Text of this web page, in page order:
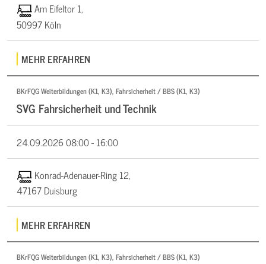
Am Eifeltor 1,
50997 Köln
MEHR ERFAHREN
BKrFQG Weiterbildungen (K1, K3), Fahrsicherheit / BBS (K1, K3)
SVG Fahrsicherheit und Technik
24.09.202608:00 - 16:00
Konrad-Adenauer-Ring 12,
47167 Duisburg
MEHR ERFAHREN
BKrFQG Weiterbildungen (K1, K3), Fahrsicherheit / BBS (K1, K3)